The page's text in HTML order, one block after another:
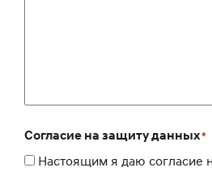
Согласие на защиту данных*
Настоящим я даю согласие